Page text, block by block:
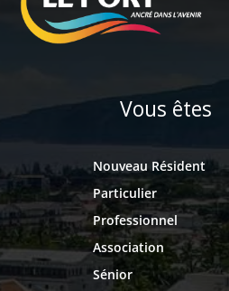
Vous êtes
Nouveau Résident
Particulier
Professionnel
Association
Sénior